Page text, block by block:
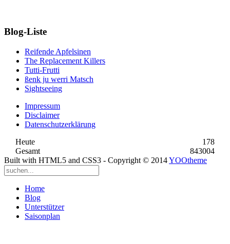
Blog-Liste
Reifende Apfelsinen
The Replacement Killers
Tutti-Frutti
ßenk ju werri Matsch
Sightseeing
Impressum
Disclaimer
Datenschutzerklärung
Heute
178
Gesamt
843004
Built with HTML5 and CSS3 - Copyright © 2014YOOtheme
Home
Blog
Unterstützer
Saisonplan